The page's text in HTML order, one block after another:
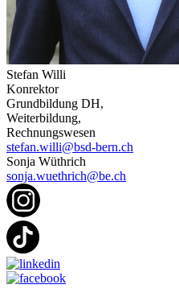
Stefan Willi
Konrektor
Grundbildung DH,
Weiterbildung,
Rechnungswesen
stefan.willi@bsd-bern.ch
Sonja Wüthrich
sonja.wuethrich@be.ch